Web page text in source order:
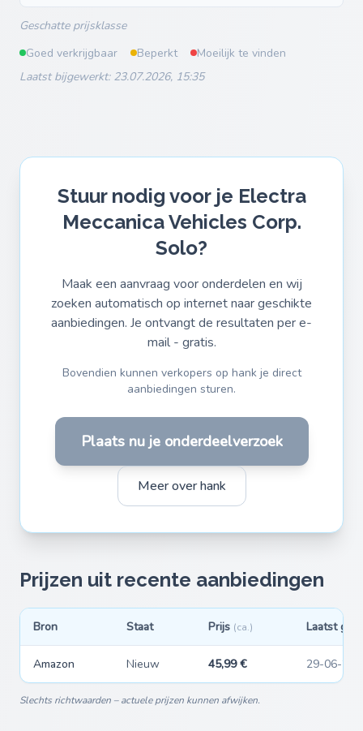
Geschatte prijsklasse
Goed verkrijgbaar
Beperkt
Moeilijk te vinden
Laatst bijgewerkt: 23.07.2026, 15:35
Stuur nodig voor je Electra
Meccanica Vehicles Corp.
Solo?
Maak een aanvraag voor onderdelen en wij
zoeken automatisch op internet naar geschikte
aanbiedingen. Je ontvangt de resultaten per e-
mail - gratis.
Bovendien kunnen verkopers op hank je direct
aanbiedingen sturen.
Plaats nu je onderdeelverzoek
Meer over hank
Prijzen uit recente aanbiedingen
Bron Staat Prijs (ca.) Laatst
Amazon Nieuw 45,99 € 29-06-
Slechts richtwaarden – actuele prijzen kunnen afwijken.